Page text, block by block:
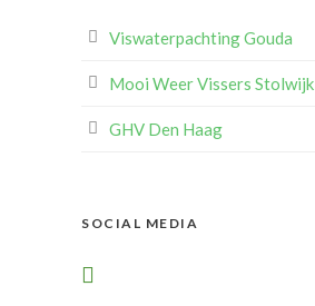
Viswaterpachting Gouda
Mooi Weer Vissers Stolwijk
GHV Den Haag
SOCIAL MEDIA